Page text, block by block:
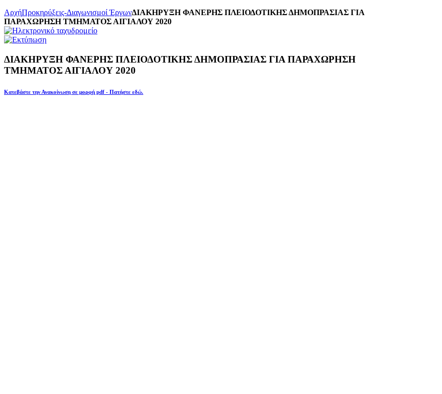
ΑρχήΠροκηρύξεις-Διαγωνισμοί ΈργωνΔΙΑΚΗΡΥΞΗ ΦΑΝΕΡΗΣ ΠΛΕΙΟΔΟΤΙΚΗΣ ΔΗΜΟΠΡΑΣΙΑΣ ΓΙΑ
ΠΑΡΑΧΩΡΗΣΗ ΤΜΗΜΑΤΟΣ ΑΙΓΙΑΛΟΥ 2020
ΔΙΑΚΗΡΥΞΗ ΦΑΝΕΡΗΣ ΠΛΕΙΟΔΟΤΙΚΗΣ ΔΗΜΟΠΡΑΣΙΑΣ ΓΙΑ ΠΑΡΑΧΩΡΗΣΗ
ΤΜΗΜΑΤΟΣ ΑΙΓΙΑΛΟΥ 2020
Κατεβάστε την Ανακοίνωση σε μορφή pdf - Πατήστε εδώ.